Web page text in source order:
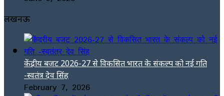
लखनऊ
केंद्रीय बजट 2026-27 से विकसित भारत के संकल्प को नई गति
-स्वतंत्र देव सिंह
February 7, 2026